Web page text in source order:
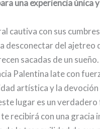
una experiencia única
cautiva con sus
desconectar del
sacadas de un
Palentina late con
artística y la
lugar es un
recibirá con una gracia